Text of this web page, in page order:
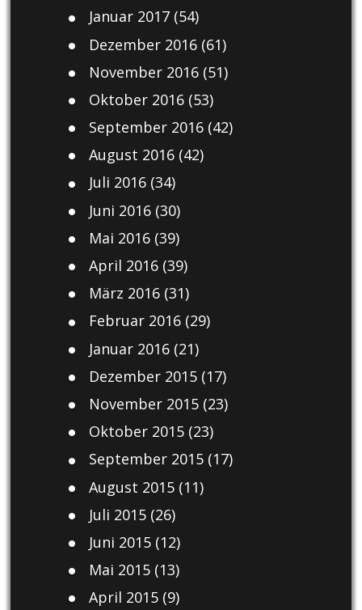
Januar 2017(54)
Dezember 2016(61)
November 2016(51)
Oktober 2016(53)
September 2016(42)
August 2016(42)
Juli 2016(34)
Juni 2016(30)
Mai 2016(39)
April 2016(39)
März 2016(31)
Februar 2016(29)
Januar 2016(21)
Dezember 2015(17)
November 2015(23)
Oktober 2015(23)
September 2015(17)
August 2015(11)
Juli 2015(26)
Juni 2015(12)
Mai 2015(13)
April 2015(9)